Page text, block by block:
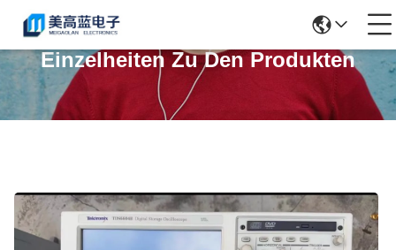
Einzelheiten Zu Den Produkten